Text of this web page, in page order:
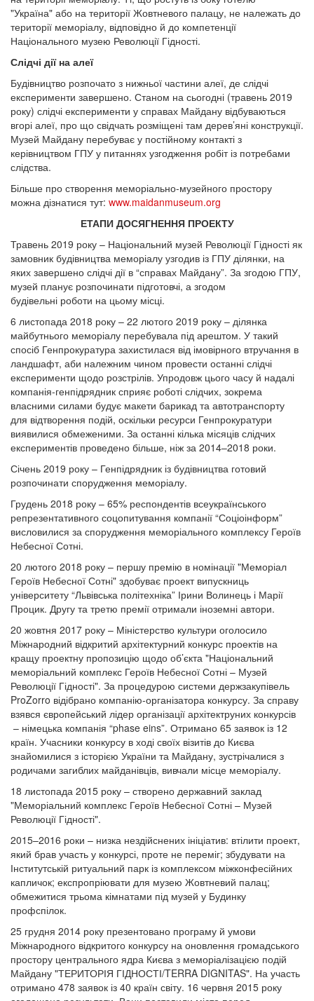
"Україна" або на території Жовтневого палацу, не належать до
території меморіалу, відповідно й до компетенції
Національного музею Революції Гідності.
Слідчі дії на алеї
Будівництво розпочато з нижньої частини алеї, де слідчі
експерименти завершено. Станом на сьогодні (травень 2019
року) слідчі експерименти у справах Майдану відбуваються
вгорі алеї, про що свідчать розміщені там дерев’яні конструкції.
Музей Майдану перебуває у постійному контакті з
керівництвом ГПУ у питаннях узгодження робіт із потребами
слідства.
Більше про створення меморіально-музейного простору
можна дізнатися тут: www.maidanmuseum.org
ЕТАПИ ДОСЯГНЕННЯ ПРОЕКТУ
Травень 2019 року – Національний музей Революції Гідності як
замовник будівництва меморіалу узгодив із ГПУ ділянки, на
яких завершено слідчі дії в “справах Майдану”. За згодою ГПУ,
музей планує розпочинати підготовчі, а згодом
будівельні роботи на цьому місці.
6 листопада 2018 року – 22 лютого 2019 року – ділянка
майбутнього меморіалу перебувала під арештом. У такий
спосіб Генпрокуратура захистилася від імовірного втручання в
ландшафт, аби належним чином провести останні слідчі
експерименти щодо розстрілів. Упродовж цього часу й надалі
компанія-генпідрядник сприяє роботі слідчих, зокрема
власними силами будує макети барикад та автотранспорту
для відтворення подій, оскільки ресурси Генпрокуратури
виявилися обмеженими. За останні кілька місяців слідчих
експериментів проведено більше, ніж за 2014–2018 роки.
Січень 2019 року – Генпідрядник із будівництва готовий
розпочинати спорудження меморіалу.
Грудень 2018 року – 65% респондентів всеукраїнського
репрезентативного соцопитування компанії “Соціоінформ”
висловилися за спорудження меморіального комплексу Героїв
Небесної Сотні.
20 лютого 2018 року – першу премію в номінації "Меморіал
Героїв Небесної Сотні" здобуває проект випускниць
університету “Львівська політехніка” Ірини Волинець і Марії
Процик. Другу та третю премії отримали іноземні автори.
20 жовтня 2017 року – Міністерство культури оголосило
Міжнародний відкритий архітектурний конкурс проектів на
кращу проектну пропозицію щодо об’єкта "Національний
меморіальний комплекс Героїв Небесної Сотні – Музей
Революції Гідності". За процедурою системи держзакупівель
ProZorro відібрано компанію-організатора конкурсу. За справу
взявся європейський лідер організації архітектруних конкурсів
– німецька компанія “phase eins”. Отримано 65 заявок із 12
країн. Учасники конкурсу в ході своїх візитів до Києва
знайомилися з історією України та Майдану, зустрічалися з
родичами загиблих майданівців, вивчали місце меморіалу.
18 листопада 2015 року – створено державний заклад
"Меморіальний комплекс Героїв Небесної Сотні – Музей
Революції Гідності".
2015–2016 роки – низка нездійснених ініціатив: втілити проект,
який брав участь у конкурсі, проте не переміг; збудувати на
Інститутській ритуальний парк із комплексом міжконфесійних
капличок; експропріювати для музею Жовтневий палац;
обмежитися трьома кімнатами під музей у Будинку
профспілок.
25 грудня 2014 року презентовано програму й умови
Міжнародного відкритого конкурсу на оновлення громадського
простору центрального ядра Києва з меморіалізацією подій
Майдану "ТЕРИТОРІЯ ГІДНОСТІ/TERRA DIGNITAS". На участь
отримано 478 заявок із 40 країн світу. 16 червня 2015 року